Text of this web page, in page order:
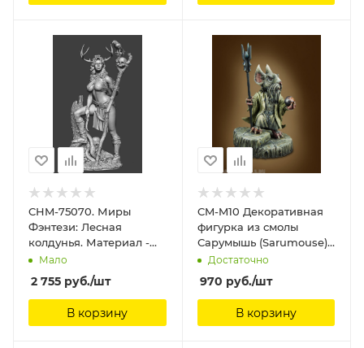
CHM-75070. Миры
Фэнтези: Лесная
колдунья. Материал -
смола. Chronos
Miniatures, 75 мм
Мало
2 755 руб./шт
В корзину
CM-M10 Декоративная
фигурка из смолы
Сарумышь (Sarumouse)
ScaleBro, 40 мм
Достаточно
970 руб./шт
В корзину